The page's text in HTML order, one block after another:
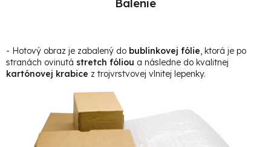
Balenie
- Hotový obraz je zabalený do bublinkovej fólie, ktorá je po
stranách ovinutá stretch fóliou a následne do kvalitnej
kartónovej krabice z trojvrstvovej vlnitej lepenky.